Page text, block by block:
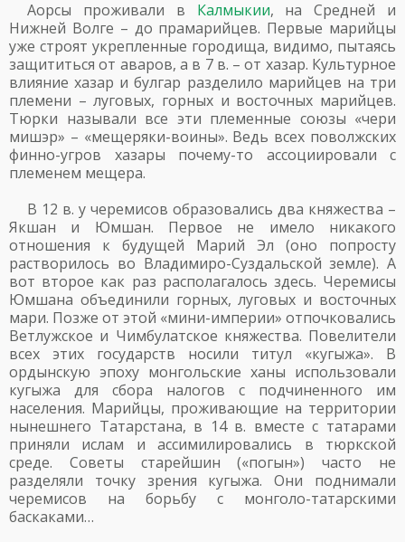
Аорсы проживали в Калмыкии, на Средней и
Нижней Волге – до прамарийцев. Первые марийцы
уже строят укрепленные городища, видимо, пытаясь
защититься от аваров, а в 7 в. – от хазар. Культурное
влияние хазар и булгар разделило марийцев на три
племени – луговых, горных и восточных марийцев.
Тюрки называли все эти племенные союзы «чери
мишэр» – «мещеряки-воины». Ведь всех поволжских
финно-угров хазары почему-то ассоциировали с
племенем мещера.
В 12 в. у черемисов образовались два княжества –
Якшан и Юмшан. Первое не имело никакого
отношения к будущей Марий Эл (оно попросту
растворилось во Владимиро-Суздальской земле). А
вот второе как раз располагалось здесь. Черемисы
Юмшана объединили горных, луговых и восточных
мари. Позже от этой «мини-империи» отпочковались
Ветлужское и Чимбулатское княжества. Повелители
всех этих государств носили титул «кугыжа». В
ордынскую эпоху монгольские ханы использовали
кугыжа для сбора налогов с подчиненного им
населения. Марийцы, проживающие на территории
нынешнего Татарстана, в 14 в. вместе с татарами
приняли ислам и ассимилировались в тюркской
среде. Советы старейшин («погын») часто не
разделяли точку зрения кугыжа. Они поднимали
черемисов на борьбу с монголо-татарскими
баскаками…